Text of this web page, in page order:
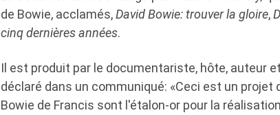
de Bowie, acclamés,David Bowie: trouver la gloire,
cinq dernières années.
Il est produit par le documentariste, hôte, auteur
déclaré dans un communiqué: «Ceci est un
Bowie de Francis sont l'étalon-or pour la